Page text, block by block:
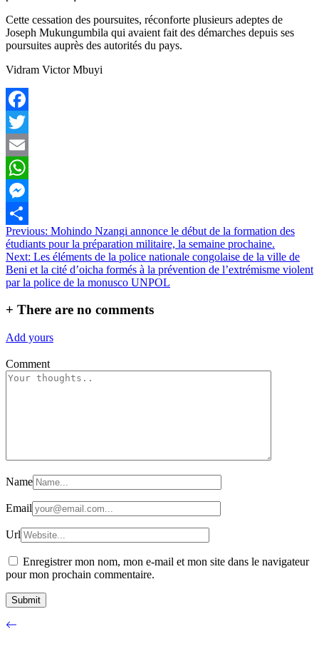
Cette cessation des poursuites, réconforte plusieurs adeptes de
Joseph Mukungumbila qui avaient fait des démarches depuis ses
poursuites auprès des autorités du pays.
Vidram Victor Mbuyi
Facebook
Twitter
Email
WhatsApp
Messenger
Partager
Navigation
de
l’article
Previous: Mohindo Nzangi annonce le début de la formation des
étudiants pour la préparation militaire, la semaine prochaine.
Next: Les éléments de la police nationale congolaise de la ville de
Beni et la cité d’oicha formés à la prévention de l’extrémisme violent
par la police de la monusco UNPOL
+ There are no comments
Add yours
Comment
Name
Email
Url
Enregistrer mon nom, mon e-mail et mon site dans le navigateur
pour mon prochain commentaire.